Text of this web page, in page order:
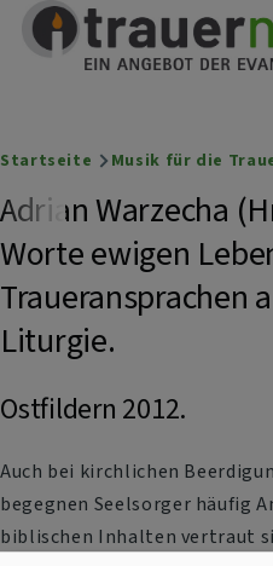
Direkt zum Inhalt
Trauernetz
Ein Angebot der
Breadcrumb
Startseite Musik für die
Adrian Warzecha
Worte ewigen
Traueransprachen
Liturgie.
Ostfildern 2012.
Auch bei kirchlichen
begegnen Seelsorger häufig
biblischen Inhalten vertraut